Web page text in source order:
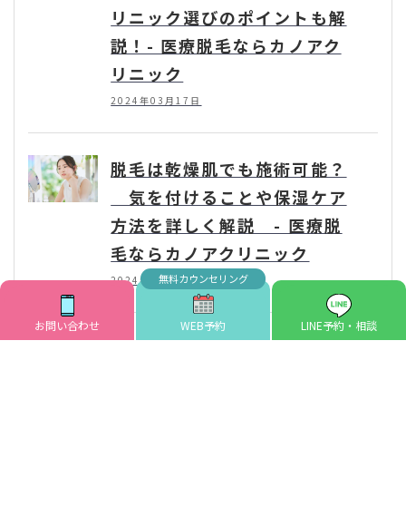
お問い合わせ WEB予約 LINE予約・相談
リニック選びのポイントも解
説！- 医療脱毛ならカノアク
リニック
2024年03月17日
脱毛は乾燥肌でも施術可能？
気を付けることや保湿ケア
方法を詳しく解説 - 医療脱
毛ならカノアクリニック
2024年10月25日